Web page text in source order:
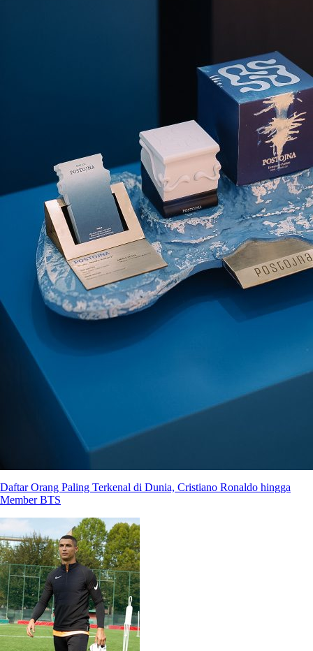
Daftar Orang Paling Terkenal di Dunia, Cristiano Ronaldo hingga
Member BTS